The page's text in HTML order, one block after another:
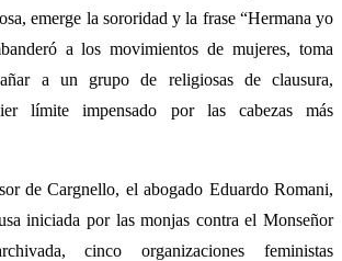
emerge la sororidad y la frase “Hermana yo
a los movimientos de mujeres, toma
a un grupo de religiosas de clausura,
límite impensado por las cabezas más
de Cargnello, el abogado Eduardo Romani,
iniciada por las monjas contra el Monseñor
cinco organizaciones feministas